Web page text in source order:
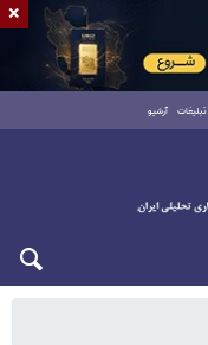
تبلیغات آرشیو
×